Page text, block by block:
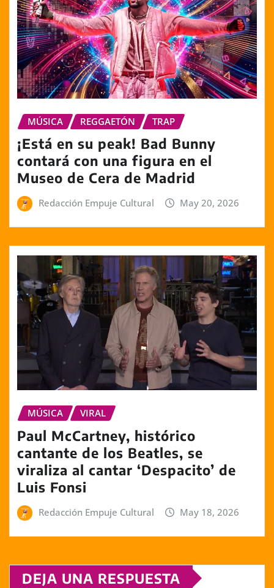
MÚSICA REGGAETÓN TRAP
¡Está en su peak! Bad Bunny
contará con una figura en el
Museo de Cera de Madrid
Redacción Empuje Cultural May 20, 2026
MÚSICA VIRAL
Paul McCartney, histórico
cantante de los Beatles, se
viraliza al cantar ‘Despacito’ de
Luis Fonsi
Redacción Empuje Cultural May 18, 2026
DEJA UNA RESPUESTA